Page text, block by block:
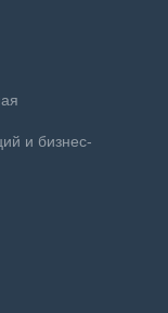
и бизнес-